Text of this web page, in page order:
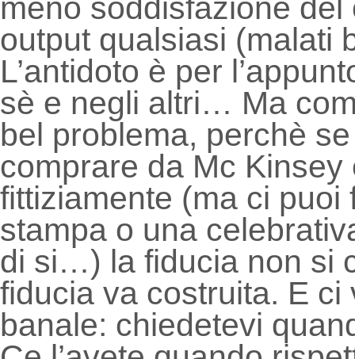
meno soddisfazione
output qualsiasi (malati
L’antidoto è per
sè e negli altri… Ma
bel problema, perchè
comprare da Mc Kinsey
fittiziamente (ma ci
stampa o una
di si…) la fiducia non si
fiducia va costruita. E ci
banale: chiedetevi